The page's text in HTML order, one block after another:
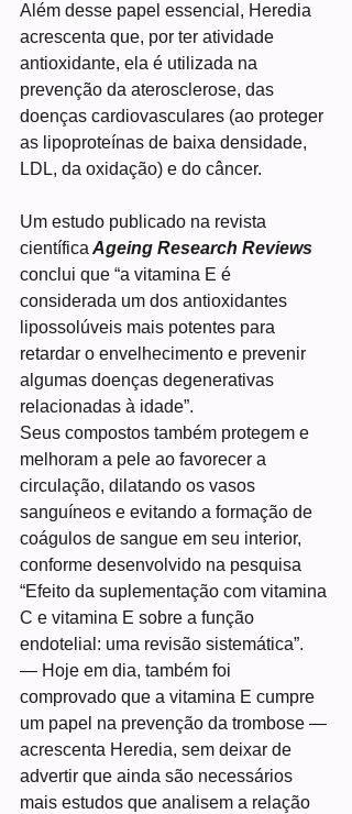
Além desse papel essencial, Heredia
acrescenta que, por ter atividade
antioxidante, ela é utilizada na
prevenção da aterosclerose, das
doenças cardiovasculares (ao proteger
as lipoproteínas de baixa densidade,
LDL, da oxidação) e do câncer.
Um estudo publicado na revista
científica Ageing Research Reviews
conclui que “a vitamina E é
considerada um dos antioxidantes
lipossolúveis mais potentes para
retardar o envelhecimento e prevenir
algumas doenças degenerativas
relacionadas à idade”.
Seus compostos também protegem e
melhoram a pele ao favorecer a
circulação, dilatando os vasos
sanguíneos e evitando a formação de
coágulos de sangue em seu interior,
conforme desenvolvido na pesquisa
“Efeito da suplementação com vitamina
C e vitamina E sobre a função
endotelial: uma revisão sistemática”.
— Hoje em dia, também foi
comprovado que a vitamina E cumpre
um papel na prevenção da trombose —
acrescenta Heredia, sem deixar de
advertir que ainda são necessários
mais estudos que analisem a relação